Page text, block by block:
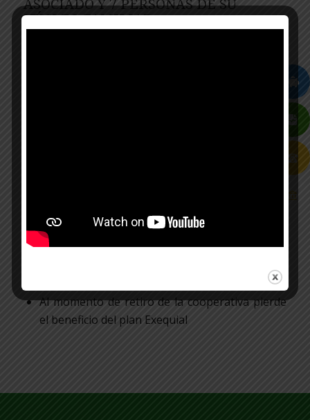
ASOCIADO Y 7 PERSONAS DE SU
NÚCLEO FAMILIAR
Edad máxima para cónyuge o compañera
permanente, hijos, hermanos, nietos, tíos,
Al momento de retiro de la cooperativa pierde
el beneficio del plan Exequial